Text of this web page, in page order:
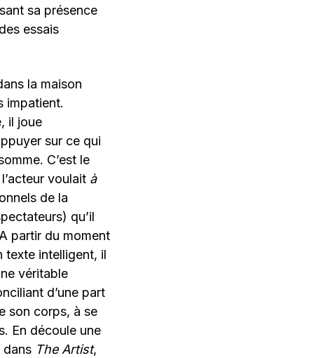
sa présence
essais
la maison
impatient.
il joue
sur ce qui
C’est le
voulait à
de la
qu’il
partir du moment
texte intelligent, il
véritable
d’une part
son corps, à se
En découle une
dans The Artist,